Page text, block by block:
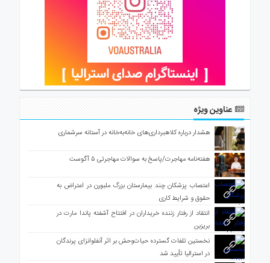
عناوین ویژه
هشدار درباره کلاهبرداری‌های خانه‌به‌خانه در آستانه سرشماری
هفته‌نامه مهاجرت/پاسخ به سوالات مهاجرتی ۵ آگوست
اعتصاب پزشکان چند بیمارستان بزرگ ملبورن در اعتراض به
حقوق و شرایط کاری
انتقاد از رفتار زننده خریداران در افتتاح آشفته پاندا مارت در
بریزبن
نخستین تلفات گسترده حیات‌وحش بر اثر آنفلوانزای پرندگان
در استرالیا تأیید شد